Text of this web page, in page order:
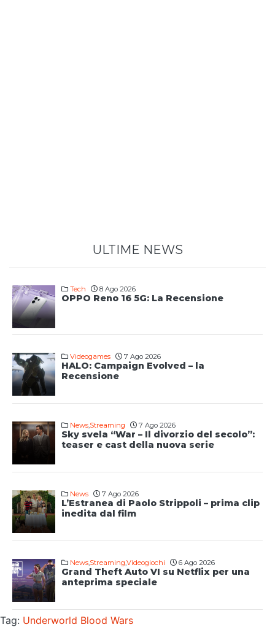
ULTIME NEWS
Tech 8 Ago 2026
OPPO Reno 16 5G: La Recensione
Videogames 7 Ago 2026
HALO: Campaign Evolved – la
Recensione
News,Streaming 7 Ago 2026
Sky svela “War – Il divorzio del secolo”:
teaser e cast della nuova serie
News 7 Ago 2026
L’Estranea di Paolo Strippoli – prima clip
inedita dal film
News,Streaming,Videogiochi 6 Ago 2026
Grand Theft Auto VI su Netflix per una
anteprima speciale
Tag: Underworld Blood Wars